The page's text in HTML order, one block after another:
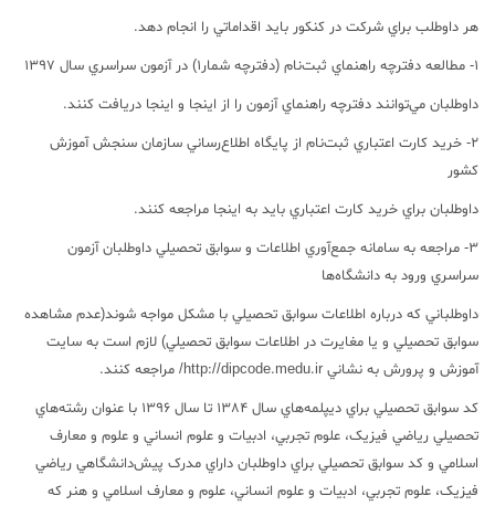
هر داوطلب براي شرکت در کنکور بايد اقداماتي را انجام دهد.
1- مطالعه دفترچه راهنماي ثبت‌نام (دفترچه شمار1) در آزمون سراسري سال 1397
داوطلبان مي‌توانند دفترچه راهنماي آزمون را از اينجا و اينجا دريافت کنند.
2- خريد کارت اعتباري ثبت‌نام از پايگاه اطلاع‌رساني سازمان سنجش آموزش
کشور‌
داوطلبان براي خريد کارت اعتباري بايد به اينجا مراجعه کنند.
3- مراجعه به سامانه جمع‌آوري اطلاعات و سوابق تحصيلي داوطلبان آزمون
سراسري ورود به دانشگاه‌ها
داوطلباني که درباره اطلاعات سوابق تحصيلي با مشکل مواجه شوند(عدم مشاهده
سوابق تحصيلي و يا مغايرت در اطلاعات سوابق تحصيلي) لازم است به سايت
آموزش و پرورش به نشاني http://dipcode.medu.ir/ مراجعه کنند.
کد سوابق تحصيلي براي ديپلمه‌هاي سال 1384 تا سال 1396 با عنوان رشته‌هاي
تحصيلي رياضي فيزيک، علوم تجربي، ادبيات و علوم انساني و علوم و معارف
اسلامي و کد سوابق تحصيلي براي داوطلبان داراي مدرک پيش‌دانشگاهي رياضي
فيزيک، علوم تجربي، ادبيات و علوم انساني، علوم و معارف اسلامي و هنر که